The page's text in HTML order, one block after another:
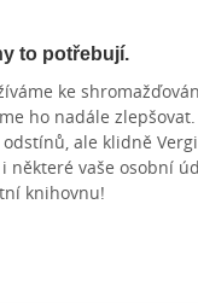
KNIHY
to potřebují.
ke
ho nadále zlepšovat.
ale klidně
vaše osobní
knihovnu!